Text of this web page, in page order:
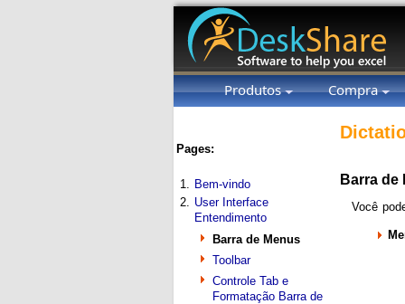
Produtos Compra
Pages:
1. Bem-vindo
2. User Interface
Entendimento
Barra de Menus
Toolbar
Controle Tab e
Formatação Barra de
Barra de
Você